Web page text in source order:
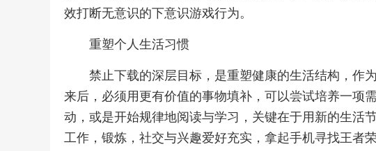
效打断无意识的下意识游戏行为。
重塑个人生活习惯
禁止下载的深层目标，是重塑健康的生活结构，作
来后，必须用更有价值的事物填补，可以尝试培养一项
动，或是开始规律地阅读与学习，关键在于用新的生活
工作，锻炼，社交与兴趣爱好充实，拿起手机寻找王者